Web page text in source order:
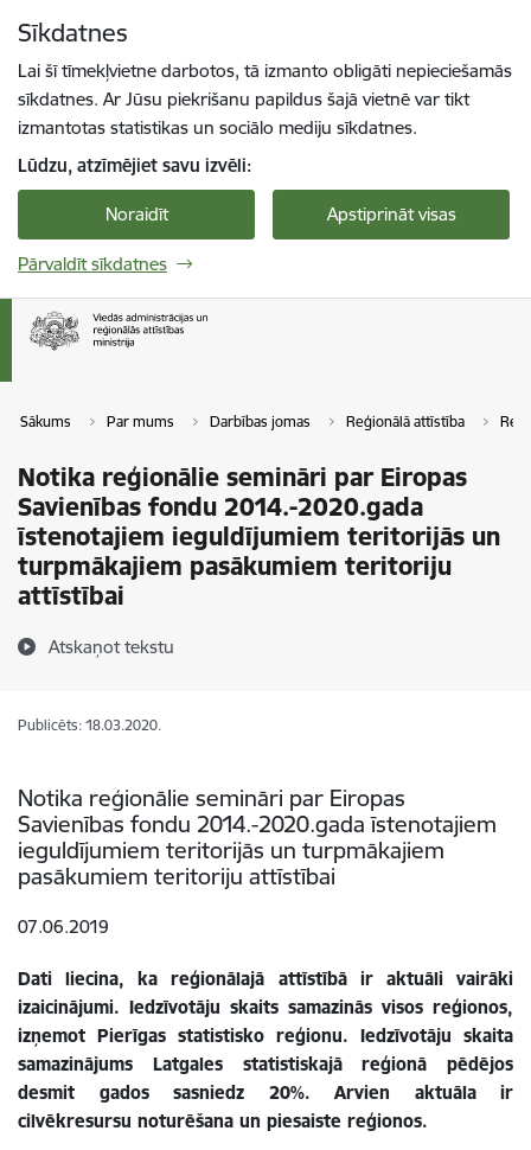
Sīkdatnes
Lai šī tīmekļvietne darbotos, tā izmanto obligāti nepieciešamās
sīkdatnes. Ar Jūsu piekrišanu papildus šajā vietnē var tikt
izmantotas statistikas un sociālo mediju sīkdatnes.
Lūdzu, atzīmējiet savu izvēli:
Noraidīt Apstiprināt visas
Pārvaldīt sīkdatnes
Sākums Par mums Darbības jomas Reģionālā attīstība
Notika reģionālie semināri par Eiropas
Savienības fondu 2014.-2020.gada
īstenotajiem ieguldījumiem teritorijās un
turpmākajiem pasākumiem teritoriju
attīstībai
Atskaņot tekstu
Publicēts: 18.03.2020.
Notika reģionālie semināri par Eiropas
Savienības fondu 2014.-2020.gada īstenotajiem
ieguldījumiem teritorijās un turpmākajiem
pasākumiem teritoriju attīstībai
07.06.2019
Dati liecina, ka reģionālajā attīstībā ir aktuāli vairāki
izaicinājumi. Iedzīvotāju skaits samazinās visos reģionos,
izņemot Pierīgas statistisko reģionu. Iedzīvotāju skaita
samazinājums Latgales statistiskajā reģionā pēdējos
desmit gados sasniedz 20%. Arvien aktuāla ir
cilvēkresursu noturēšana un piesaiste reģionos.